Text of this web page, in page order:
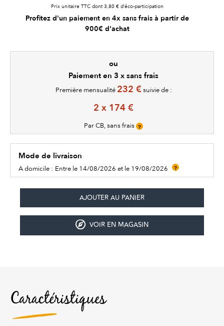
Prix unitaire TTC dont 3,80 € d’éco-participation
Profitez d'un paiement en 4x sans frais à partir de
900€ d'achat
ou
Paiement en 3 x sans frais
Première mensualité 232 €suivie de :
2 x 174 €
Par CB, sans frais ?
Mode de livraison
A domicile : Entre le 14/08/2026 et le 19/08/2026 ?
VOIR EN MAGASIN
Caractéristiques